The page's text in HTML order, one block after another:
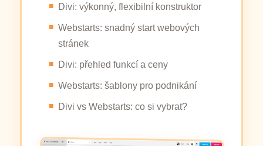
Divi: výkonný, flexibilní konstruktor
Webstarts: snadný start webových
stránek
Divi: přehled funkcí a ceny
Webstarts: šablony pro podnikání
Divi vs Webstarts: co si vybrat?